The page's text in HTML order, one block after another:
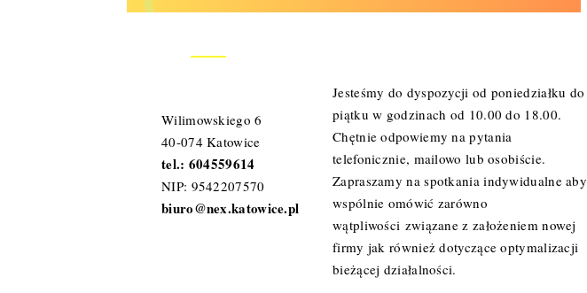
Jesteśmy do dyspozycji od poniedziałku do
piątku w godzinach od 10.00 do 18.00.
Chętnie odpowiemy na pytania
telefonicznie, mailowo lub osobiście.
Zapraszamy na spotkania indywidualne aby
wspólnie omówić zarówno
wątpliwości związane z założeniem nowej
firmy jak również dotyczące optymalizacji
bieżącej działalności.
Wilimowskiego 6
40-074 Katowice
tel.: 604559614
NIP: 9542207570
biuro@nex.katowice.pl